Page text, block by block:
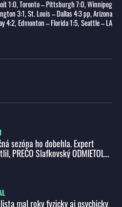
1:0, Toronto – Pittsburgh 7:0, Winnipeg
3:1, St. Louis – Dallas 4:3 pp, Arizona
4:2, Edmonton – Florida 1:5, Seattle – LA
sezóna ho dobehla. Expert
PREČO Slafkovský ODMIETOL
mal roky fyzicky aj psychicky